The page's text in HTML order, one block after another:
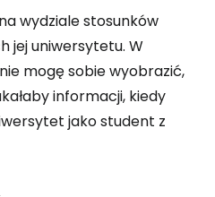
wydziale stosunków
jej uniwersytetu. W
mogę sobie wyobrazić,
informacji, kiedy
jako student z